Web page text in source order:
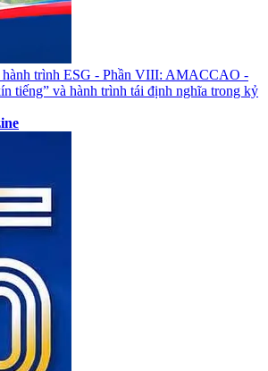
hành trình ESG - Phần VIII: AMACCAO -
tiếng” và hành trình tái định nghĩa trong kỷ